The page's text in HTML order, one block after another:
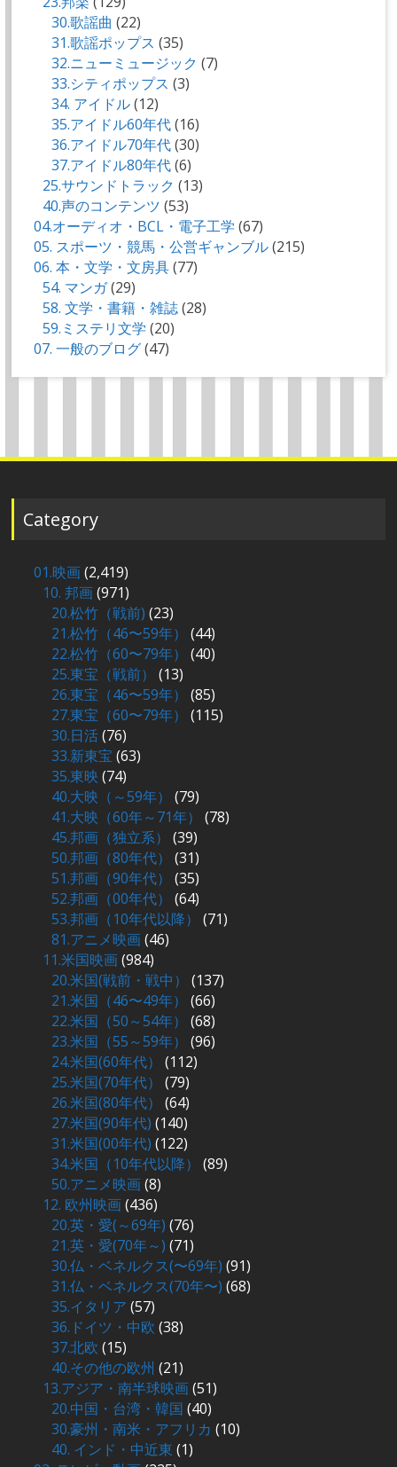
30.歌謡曲 (22)
31.歌謡ポップス (35)
32.ニューミュージック (7)
33.シティポップス (3)
34. アイドル(12)
35.アイドル60年代(16)
36.アイドル70年代(30)
37.アイドル80年代(6)
25.サウンドトラック (13)
40.声のコンテンツ (53)
04.オーディオ・BCL・電子工学 (67)
05. スポーツ・競馬・公営ギャンブル(215)
06. 本・文学・文房具(77)
54. マンガ(29)
58. 文学・書籍・雑誌(28)
59.ミステリ文学 (20)
07. 一般のブログ(47)
Category
01.映画(2,419)
10. 邦画(971)
20.松竹（戦前) (23)
21.松竹（46〜59年）
(44)
22.松竹（60〜79年）
(40)
25.東宝（戦前）
(13)
26.東宝（46〜59年）
(85)
27.東宝（60〜79年）
(115)
30.日活(76)
33.新東宝(63)
35.東映 (74)
40.大映（～59年）
(79)
41.大映（60年～71年）
(78)
45.邦画（独立系）
(39)
50.邦画（80年代）
(31)
51.邦画（90年代）
(35)
52.邦画（00年代）
(64)
53.邦画（10年代以降）
(71)
81.アニメ映画(46)
11.米国映画(984)
20.米国(戦前・戦中）
(137)
21.米国（46〜49年）
(66)
22.米国（50～54年）
(68)
23.米国（55～59年）
(96)
24.米国(60年代）
(112)
25.米国(70年代）
(79)
26.米国(80年代）
(64)
27.米国(90年代) (140)
31.米国(00年代) (122)
34.米国（10年代以降）
(89)
50.アニメ映画(8)
12. 欧州映画(436)
20.英・愛(～69年) (76)
21.英・愛(70年～) (71)
30.仏・ベネルクス(〜69年) (91)
31.仏・ベネルクス(70年〜) (68)
35.イタリア (57)
36.ドイツ・中欧 (38)
37.北欧 (15)
40.その他の欧州 (21)
13.アジア・南半球映画(51)
20.中国・台湾・韓国 (40)
30.豪州・南米・アフリカ (10)
40. インド・中近東 (1)